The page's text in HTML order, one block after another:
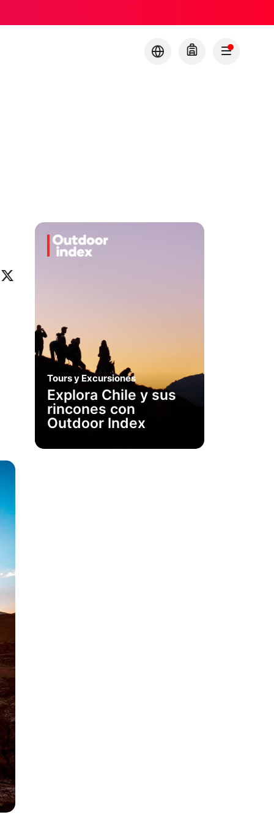
X
Tours y Excursiones
Explora Chile y sus
rincones con
Outdoor Index